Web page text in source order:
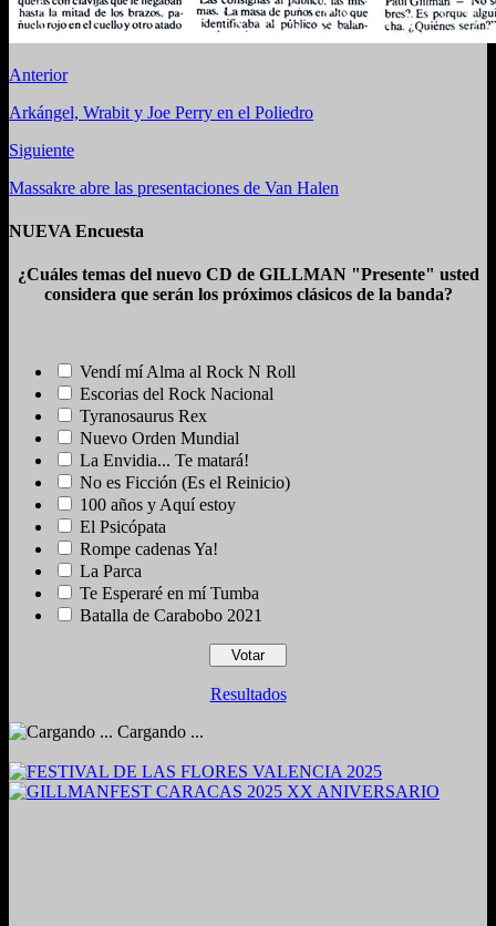
Anterior
Arkángel, Wrabit y Joe Perry en el Poliedro
Siguiente
Massakre abre las presentaciones de Van Halen
NUEVA Encuesta
¿Cuáles temas del nuevo CD de GILLMAN "Presente" usted
considera que serán los próximos clásicos de la banda?
Vendí mí Alma al Rock N Roll
Escorias del Rock Nacional
Tyranosaurus Rex
Nuevo Orden Mundial
La Envidia... Te matará!
No es Ficción (Es el Reinicio)
100 años y Aquí estoy
El Psicópata
Rompe cadenas Ya!
La Parca
Te Esperaré en mí Tumba
Batalla de Carabobo 2021
Resultados
Cargando ...